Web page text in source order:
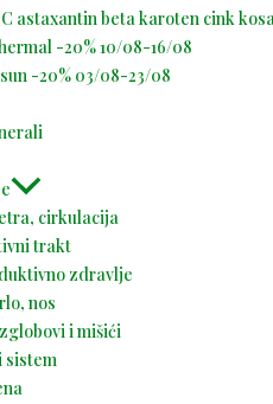
astaxantin beta karoten cink
-20% 10/08-16/08
-20% 03/08-23/08
cirkulacija
trakt
zdravlje
nos
i mišići
sistem